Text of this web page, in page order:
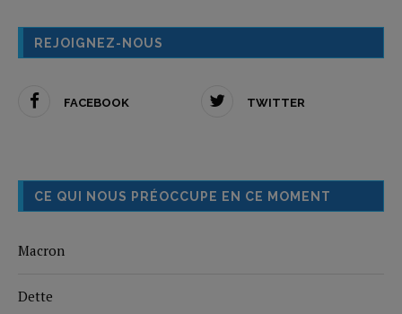
REJOIGNEZ-NOUS
FACEBOOK TWITTER
CE QUI NOUS PRÉOCCUPE EN CE MOMENT
Macron
Dette